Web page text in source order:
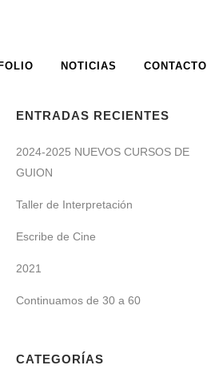
NOTICIAS CONTACTO
ENTRADAS RECIENTES
2024-2025 NUEVOS CURSOS DE
GUION
Taller de Interpretación
Escribe de Cine
2021
Continuamos de 30 a 60
CATEGORÍAS